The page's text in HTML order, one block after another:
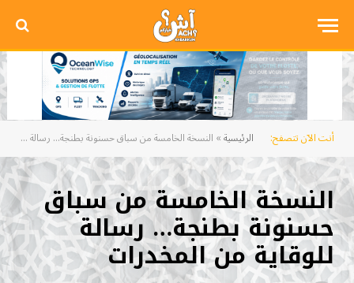
أنت الآن تتصفح: الرئيسية» النسخة الخامسة من سباق حسنونة بطنجة… رسالة للوقاية من المخدرات
النسخة الخامسة من سباق
حسنونة بطنجة… رسالة
للوقاية من المخدرات